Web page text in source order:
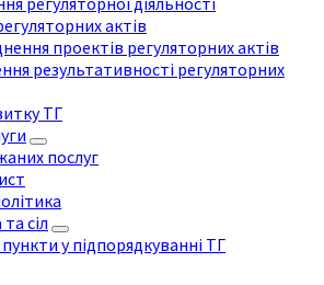
актів
проектів регуляторних актів
результативності регуляторних
ТГ
послуг
сіл
у підпорядкуванні ТГ